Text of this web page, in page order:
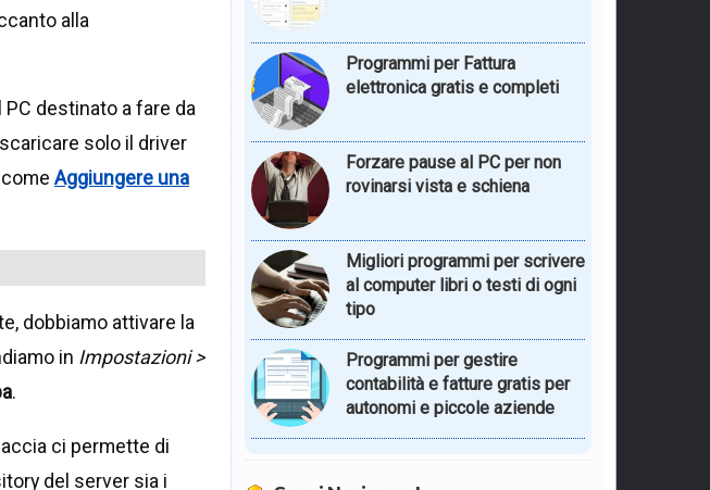
alla
destinato a fare da
solo il driver
comeAggiungere una
dobbiamo attivare la
in Impostazioni >
.
ci permette di
del server sia i
Programmi per Fattura
elettronica gratis e completi
Forzare pause al PC per non
rovinarsi vista e schiena
Migliori programmi per scrivere
al computer libri o testi di ogni
tipo
Programmi per gestire
contabilità e fatture gratis per
autonomi e piccole aziende